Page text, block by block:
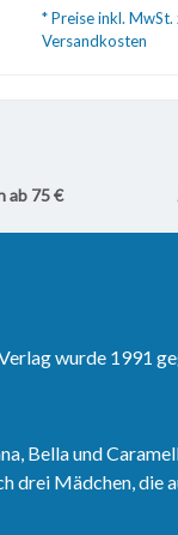
Dezember 1991
wurden.Direkt
* Preise inkl. MwSt.
Versandkosten
ab 75 €
wurde 1991
Bella und
drei Mädchen, die